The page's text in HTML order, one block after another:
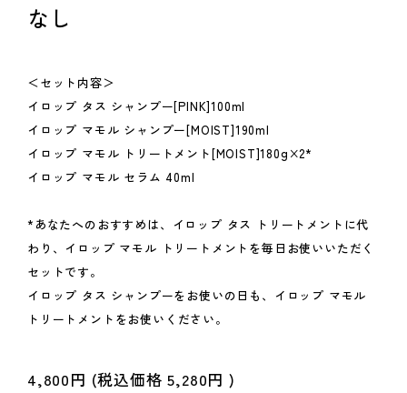
なし
＜セット内容＞
イロップ タス シャンプー[PINK]100ml
イロップ マモル シャンプー[MOIST]190ml
イロップ マモル トリートメント[MOIST]180g×2*
イロップ マモル セラム 40ml
*あなたへのおすすめは、イロップ タス トリートメントに代
わり、イロップ マモル トリートメントを毎日お使いいただく
セットです。
イロップ タス シャンプーをお使いの日も、イロップ マモル
トリートメントをお使いください。
4,800円 (税込価格5,280円 )